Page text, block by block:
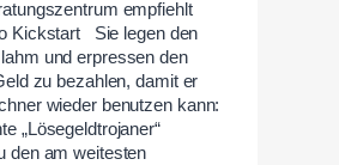
empfiehlt
Kickstart Sie legen den
und erpressen den
zu bezahlen, damit er
wieder benutzen kann:
„Lösegeldtrojaner“
den am weitesten